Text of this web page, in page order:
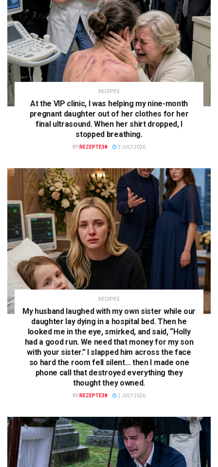
RECIPES
At the VIP clinic, I was helping my nine-month
pregnant daughter out of her clothes for her
final ultrasound. When her shirt dropped, I
stopped breathing.
BY REZEPTE38 3 JULY 2026
RECIPES
My husband laughed with my own sister while our
daughter lay dying in a hospital bed. Then he
looked me in the eye, smirked, and said, “Holly
had a good run. We need that money for my son
with your sister.” I slapped him across the face
so hard the room fell silent… then I made one
phone call that destroyed everything they
thought they owned.
BY REZEPTE38 2 JULY 2026